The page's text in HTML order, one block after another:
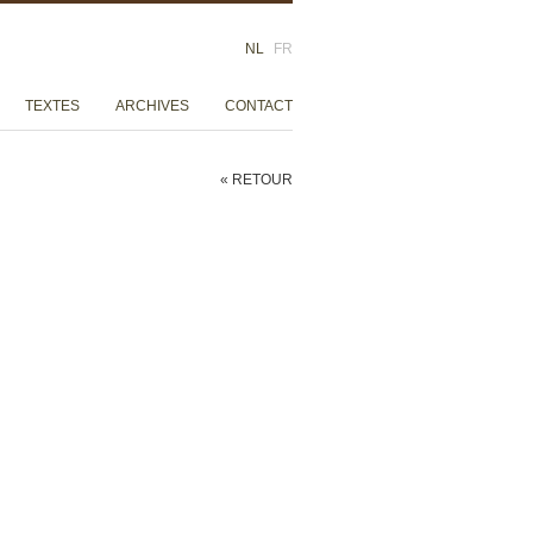
NL FR
TEXTES ARCHIVES CONTACT
« RETOUR